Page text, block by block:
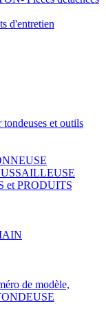
d'entretien
et outils
et PRODUITS
de modèle,